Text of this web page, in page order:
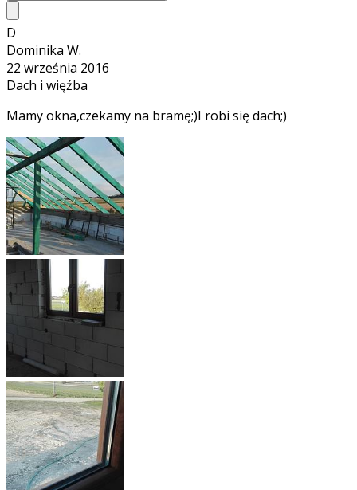
D
Dominika W.
22 września 2016
Dach i więźba
Mamy okna,czekamy na bramę;)I robi się dach;)